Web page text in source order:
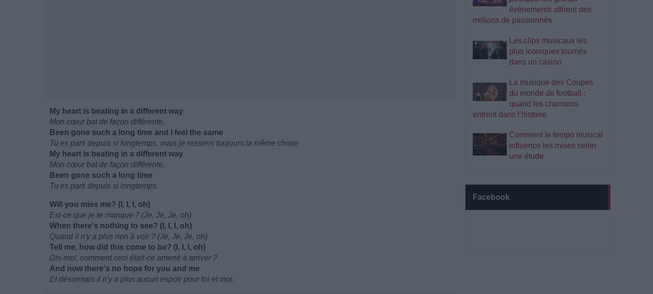
événements attirent des
millions de passionnés
Les clips musicaux les
plus iconiques tournés
dans un casino
La musique des Coupes
du monde de football :
quand les chansons
entrent dans l’histoire
Comment le tempo musical
influence les mises selon
une étude
Facebook
My heart is beating in a different way
Mon cœur bat de façon différente,
Been gone such a long time and I feel the same
Tu es parti depuis si longtemps, mais je ressens toujours la même chose
My heart is beating in a different way
Mon cœur bat de façon différente,
Been gone such a long time
Tu es parti depuis si longtemps.
Will you miss me? (I, I, I, oh)
Est-ce que je te manque ? (Je, Je, Je, oh)
When there's nothing to see? (I, I, I, oh)
Quand il n'y a plus rien à voir ? (Je, Je, Je, oh)
Tell me, how did this come to be? (I, I, I, oh)
Dis-moi, comment ceci était-ce amené à arriver ?
And now there's no hope for you and me
Et désormais il n'y a plus aucun espoir pour toi et moi.